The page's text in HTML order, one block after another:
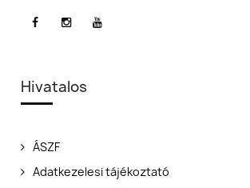
Hivatalos
ÁSZF
Adatkezelesi tájékoztató